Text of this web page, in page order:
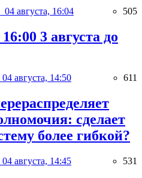
04 августа, 16:04 505
3 августа до
04 августа, 14:50 611
сделает
более гибкой?
04 августа, 14:45 531